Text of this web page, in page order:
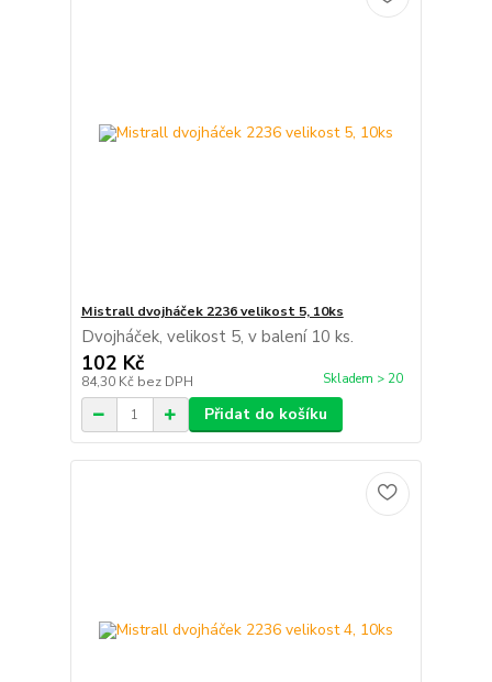
Mistrall dvojháček 2236 velikost 5, 10ks
Dvojháček, velikost 5, v balení 10 ks.
102 Kč
84,30 Kč bez DPH Skladem > 20
Přidat do košíku